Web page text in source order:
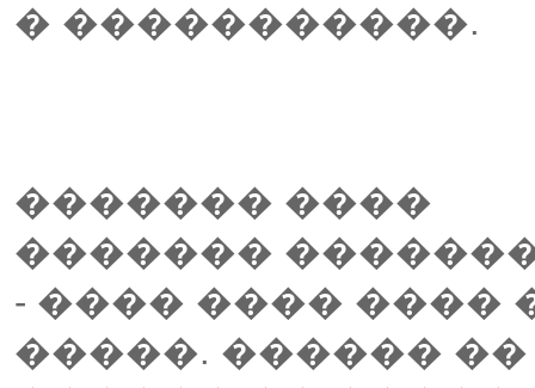
� �����������.
������� ����
�������
- ���� ���� ����
�����. ������